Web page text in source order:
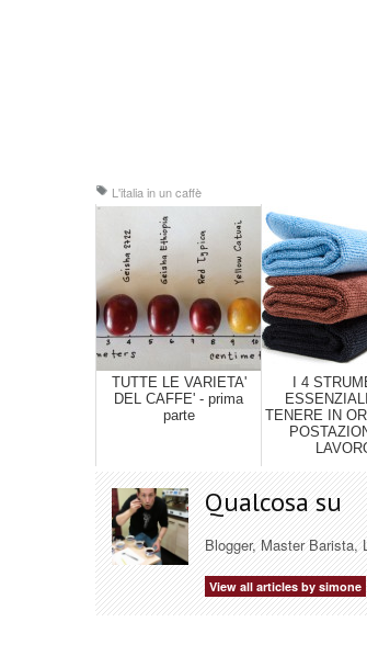
L'italia in un caffè
TUTTE LE VARIETA'
DEL CAFFE' - prima
parte
I 4
TENERE IN
Qualcosa su
Blogger, Master Barista,
View all articles by simone